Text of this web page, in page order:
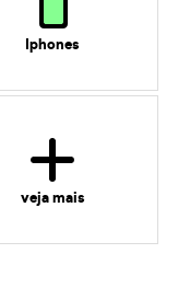
Iphones
veja mais